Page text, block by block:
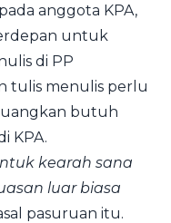
anggota KPA,
untuk
di PP
tulis menulis perlu
butuh
KPA.
kearah sana
luar biasa
pasuruan itu.